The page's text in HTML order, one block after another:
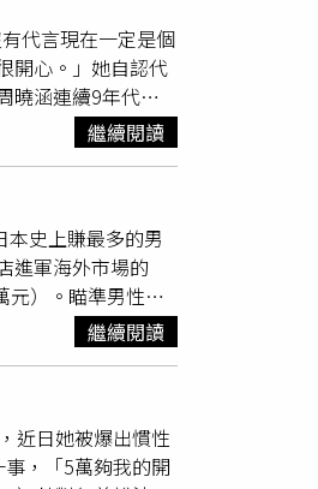
上牛郎，狂去店裡
俗店工作。據悉，
代言現在一定是個
開心。」她自認代
曉涵連續9年代言
習慣穿內衣工作時
露出來了，我不能
部，「之後我都
方正攝）周曉涵
切蛋糕、不許
很多人覺得我看
得『管他的』，被
台灣鮮少有豔遇
想到還沒能聊上
合作，事前
舒適圈的周曉涵表
，目前最想挑戰演
繼續閱讀
史上賺最多的男
進軍海外市場的
元）。瞄準男性除
15分鐘車程的日式
而原定6月就要開
毛沙龍店進駐的日
筆2千萬日圓（約
加上事先已經砸
繼續閱讀
近日她被爆出慣性
，「5萬夠我的開